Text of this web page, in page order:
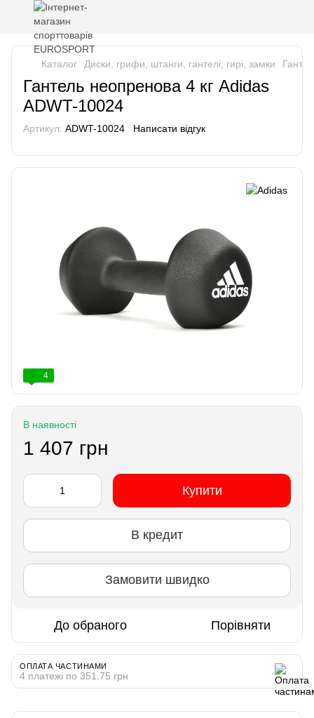
Каталог Диски, грифи, штанги, гантелі, гирі, замки
Гантель неопренова 4 кг Adidas
ADWT-10024
Артикул: ADWT-10024 Написати відгук
4
В наявності
1 407 грн
Купити
В кредит
Замовити швидко
До обраного Порівняти
ОПЛАТА ЧАСТИНАМИ
4 платежі по 351.75 грн